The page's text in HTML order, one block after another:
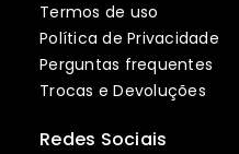
Termos de uso
Política de Privacidade
Perguntas frequentes
Trocas e Devoluções
Redes Sociais